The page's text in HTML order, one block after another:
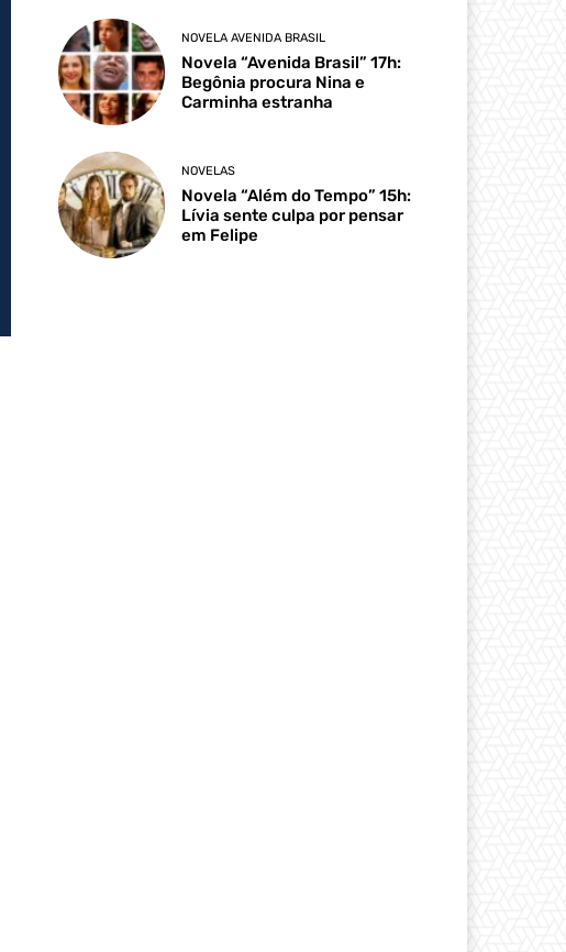
NOVELA AVENIDA BRASIL
Novela “Avenida Brasil” 17h:
Begônia procura Nina e
Carminha estranha
NOVELAS
Novela “Além do Tempo” 15h:
Lívia sente culpa por pensar
em Felipe